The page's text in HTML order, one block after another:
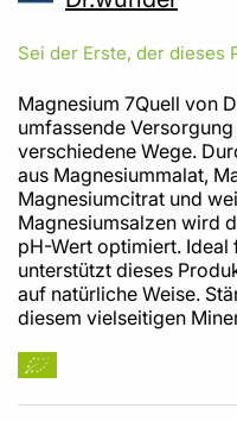
Sei der Erste, der dieses
Magnesium 7Quell von
umfassende
verschiedene Wege.
aus Magnesiummalat,
Magnesiumcitrat und
Magnesiumsalzen wird
pH-Wert optimiert. Ideal
unterstützt dieses
auf natürliche Weise.
diesem vielseitigen